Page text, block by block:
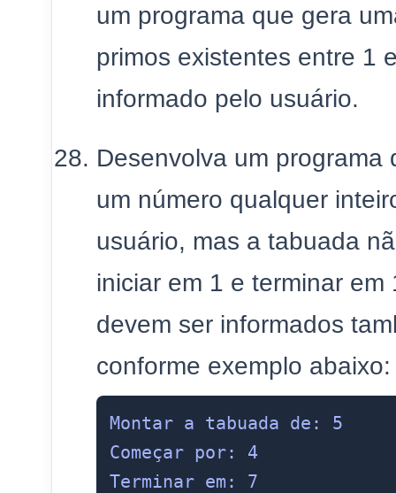
um programa que gera
primos existentes entre 1
informado pelo usuário.
Desenvolva um
um número qualquer
usuário, mas a tabuada
iniciar em 1 e terminar
devem ser informados
conforme exemplo abaixo:
Montar a tabuada de: 5
Começar por: 4
Terminar em: 7